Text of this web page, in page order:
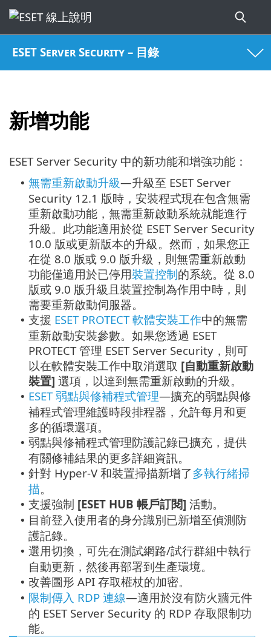
ESET Server Security – 目錄
新增功能
ESET Server Security 中的新功能和增強功能：
• 無需重新啟動升級—升級至 ESET Server
Security 12.1 版時，安裝程式現在包含無需
重新啟動功能，無需重新啟動系統就能進行
升級。此功能適用於從 ESET Server Security
10.0 版或更新版本的升級。然而，如果您正
在從 8.0 版或 9.0 版升級，則無需重新啟動
功能僅適用於已停用裝置控制的系統。從 8.0
版或 9.0 版升級且裝置控制為作用中時，則
需要重新啟動伺服器。
• 支援 ESET PROTECT 軟體安裝工作中的無需
重新啟動安裝參數。如果您透過 ESET
PROTECT 管理 ESET Server Security，則可
以在軟體安裝工作中取消選取 [自動重新啟動
裝置] 選項，以達到無需重新啟動的升級。
• ESET 弱點與修補程式管理—擴充的弱點與修
補程式管理維護時段排程器，允許每月和更
多的循環選項。
• 弱點與修補程式管理防護記錄已擴充，提供
有關修補結果的更多詳細資訊。
• 針對 Hyper-V 和裝置掃描新增了多執行緒掃
描。
• 支援強制 [ESET HUB 帳戶訂閱] 活動。
• 目前登入使用者的身分識別已新增至偵測防
護記錄。
• 選用切換，可先在測試網路/試行群組中執行
自動更新，然後再部署到生產環境。
• 改善圖形 API 存取權杖的加密。
• 限制傳入 RDP 連線—適用於沒有防火牆元件
的 ESET Server Security 的 RDP 存取限制功
能。